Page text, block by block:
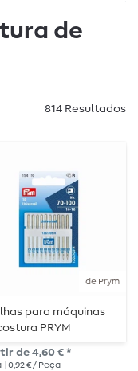
de
814 Resultados
de Prym
para máquinas
PRYM
de 4,60 € *
| 0,92 € / Peça